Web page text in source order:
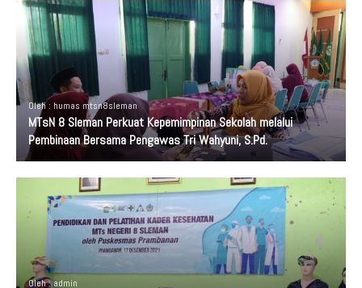
Oleh : humas mtsn8sleman
MTsN 8 Sleman Perkuat Kepemimpinan Sekolah melalui
Pembinaan Bersama Pengawas Tri Wahyuni, S.Pd.
Oleh : admin